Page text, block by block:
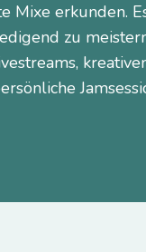
Mixe erkunden.
zu